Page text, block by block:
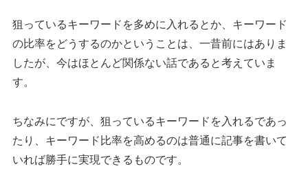
狙っているキーワードを多めに入れるとか、キーワード
の比率をどうするのかということは、一昔前にはありま
したが、今はほとんど関係ない話であると考えていま
す。
ちなみにですが、狙っているキーワードを入れるであっ
たり、キーワード比率を高めるのは普通に記事を書いて
いれば勝手に実現できるものです。